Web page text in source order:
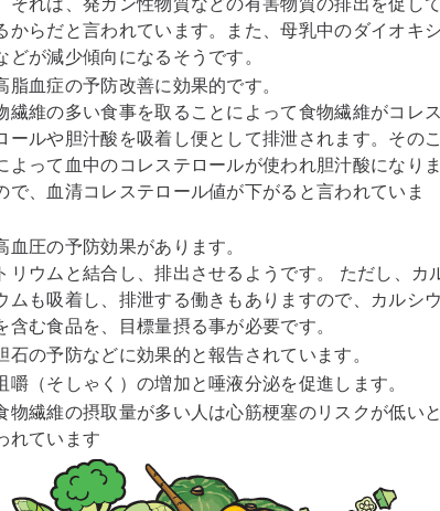
からだと言われています。また、母乳中のダイオキ
どが減少傾向になるそうです。
血症の予防改善に効果的です。
繊維の多い食事を取ることによって食物繊維がコレス
ールや胆汁酸を吸着し便として排泄されます。そのこ
よって血中のコレステロールが使われ胆汁酸になりま
で、血清コレステロール値が下がると言われていま
圧の予防効果があります。
リウムと結合し、排出させるようです。 ただし、カ
ムも吸着し、排泄する働きもありますので、カルシウ
含む食品を、目標量摂る事が必要です。
の予防などに効果的と報告されています。
（そしゃく）の増加と唾液分泌を促進します。
繊維の摂取量が多い人は心筋梗塞のリスクが低いと
れています